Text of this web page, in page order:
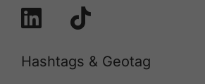
Hashtags & Geotag